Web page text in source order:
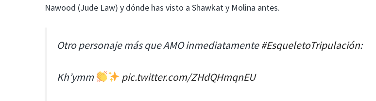
Nawood (Jude Law) y dónde has visto a Shawkat y Molina antes.
Otro personaje más que AMO inmediatamente#EsqueletoTripulación:
Kh’ymm pic.twitter.com/ZHdQHmqnEU